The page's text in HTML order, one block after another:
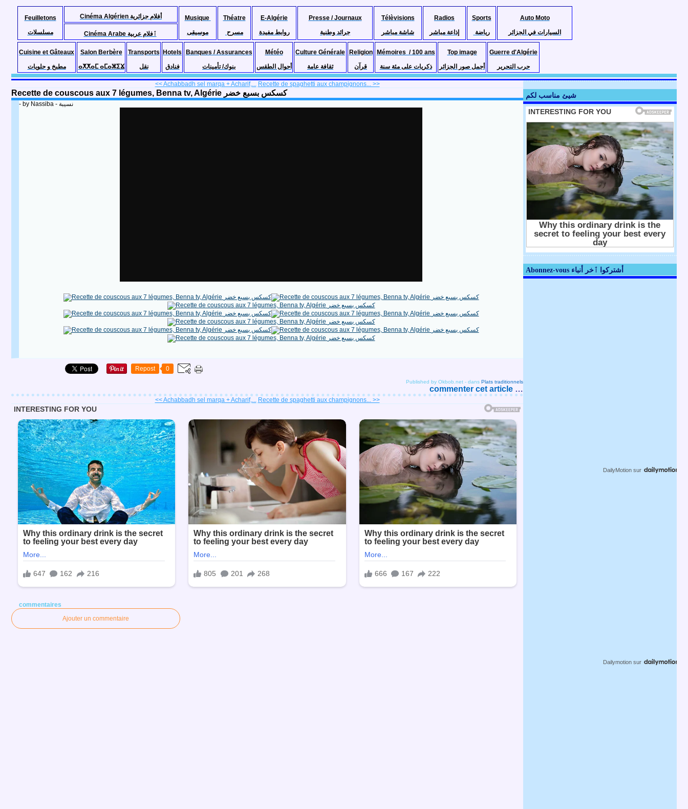
Feuilletons
مسلسلات
Cinéma Algérien أفلام جزائرية
Musique
موسيقى
Théatre
مسرح
E-Algérie
روابط مفيدة
Presse / Journaux
جرائد وطنية
Télèvisions
شاشة مباشر
Radios
إذاعة مباشر
Sports
رياضة
Auto Moto
السيارات في الجزائر
Cinéma Arabe ٱفلام عربية
Cuisine et Gâteaux
مطبخ و حلويات
Salon Berbère
ⴰⵅⵅⴰⵎ ⴰⵎⴰⵣⵉⴴ
Transports
نقل
Hotels
فنادق
Banques / Assurances
بنوك/ تأمينات
Météo
أحوال الطقس
Culture Générale
ثقافة عامة
Religion
قرآن
Mémoires / 100 ans
ذكريات على مئة سنة
Top image
أجمل صور الجزائر
Guerre d'Algérie
حرب التحرير
<< Achabbadh sel marqa + Acharif,... Recette de spaghetti aux champignons... >>
Recette de couscous aux 7 légumes, Benna tv, Algérie كسكس بسبع خضر
- by Nassiba - نسيبة
Repost 0
Published by Okbob.net - dans Plats traditionnels
commenter cet article …
<< Achabbadh sel marqa + Acharif,... Recette de spaghetti aux champignons... >>
commentaires
Ajouter un commentaire
شيئ مناسب لكم
Abonnez-vous أشتركوا ٱخر أنباء
DailyMotion sur
Dailymotion sur